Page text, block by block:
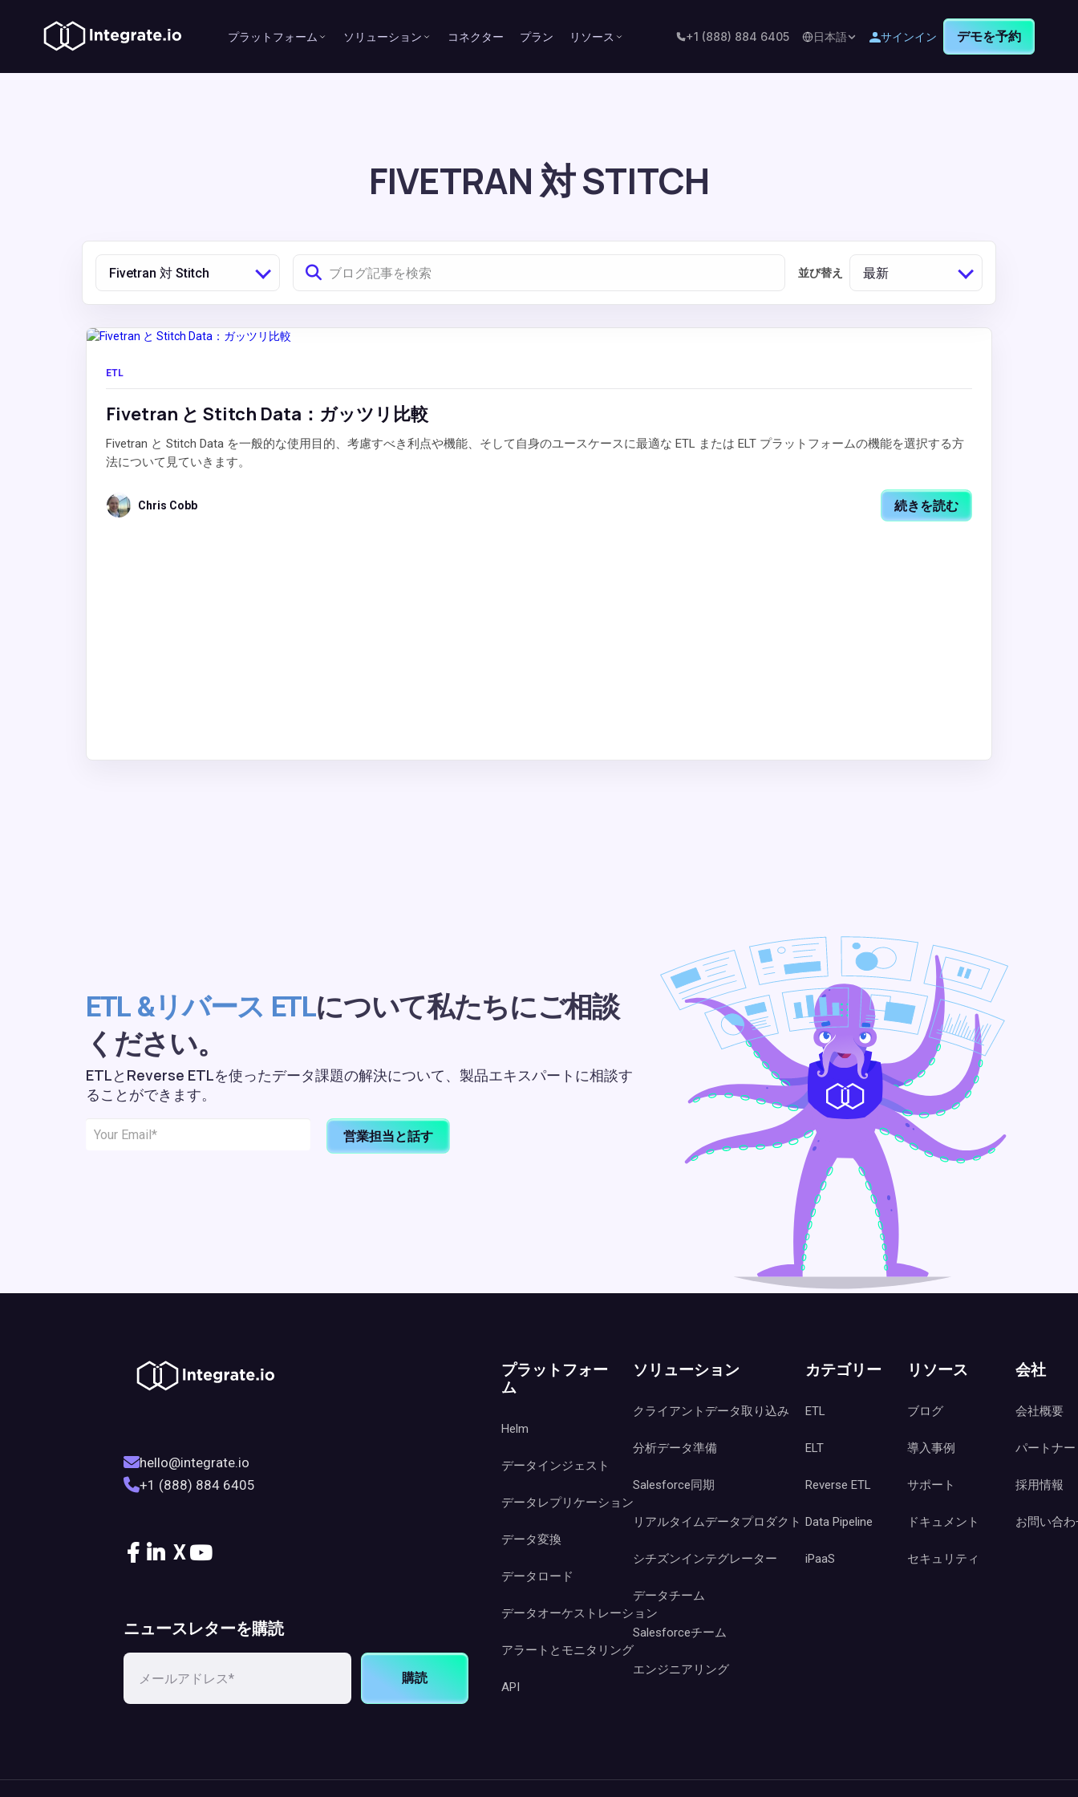
プラットフォーム ソリューション コネクター プラン リソース +1 (888) 884 6405 日本語 サインイン デモを予約
FIVETRAN 対 STITCH
Fivetran 対 Stitch 並び替え 最新
ETL
Fivetran と Stitch Data：ガッツリ比較
Fivetran と Stitch Data を一般的な使用目的、考慮すべき利点や機能、そして自身のユースケースに最適な ETL または ELT プラットフォームの機能を選択する方
法について見ていきます。
Chris Cobb 続きを読む
ETL &リバース ETLについて私たちにご相談
ください。
ETLとReverse ETLを使ったデータ課題の解決について、製品エキスパートに相談す
ることができます。
営業担当と話す
hello@integrate.io
+1 (888) 884 6405
X
ニュースレターを購読
購読
プラットフォー
ム
Helm
データインジェスト
データレプリケーション
データ変換
データロード
データオーケストレーション
アラートとモニタリング
API
ソリューション
クライアントデータ取り込み
分析データ準備
Salesforce同期
リアルタイムデータプロダクト
シチズンインテグレーター
データチーム
Salesforceチーム
エンジニアリング
カテゴリー
ETL
ELT
Reverse ETL
Data Pipeline
iPaaS
リソース
ブログ
導入事例
サポート
ドキュメント
セキュリティ
会社
会社概要
パートナー
採用情報
お問い合わ